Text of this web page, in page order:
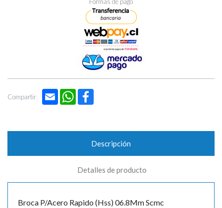
Compartir Email WhatsApp
Descripción
Detalles de producto
Broca P/Acero Rapido (Hss) 06.8Mm Scmc